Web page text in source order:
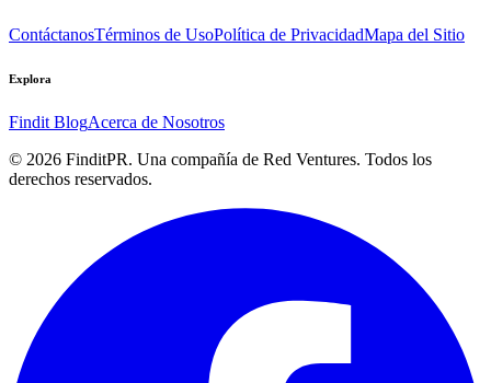
ContáctanosTérminos de UsoPolítica de PrivacidadMapa del Sitio
Explora
Findit BlogAcerca de Nosotros
© 2026 FinditPR. Una compañía de Red Ventures. Todos los
derechos reservados.